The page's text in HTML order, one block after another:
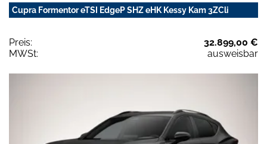
Cupra Formentor eTSI EdgeP SHZ eHK Kessy Kam 3ZCli
Preis:
32.899,00 €
MWSt:
ausweisbar